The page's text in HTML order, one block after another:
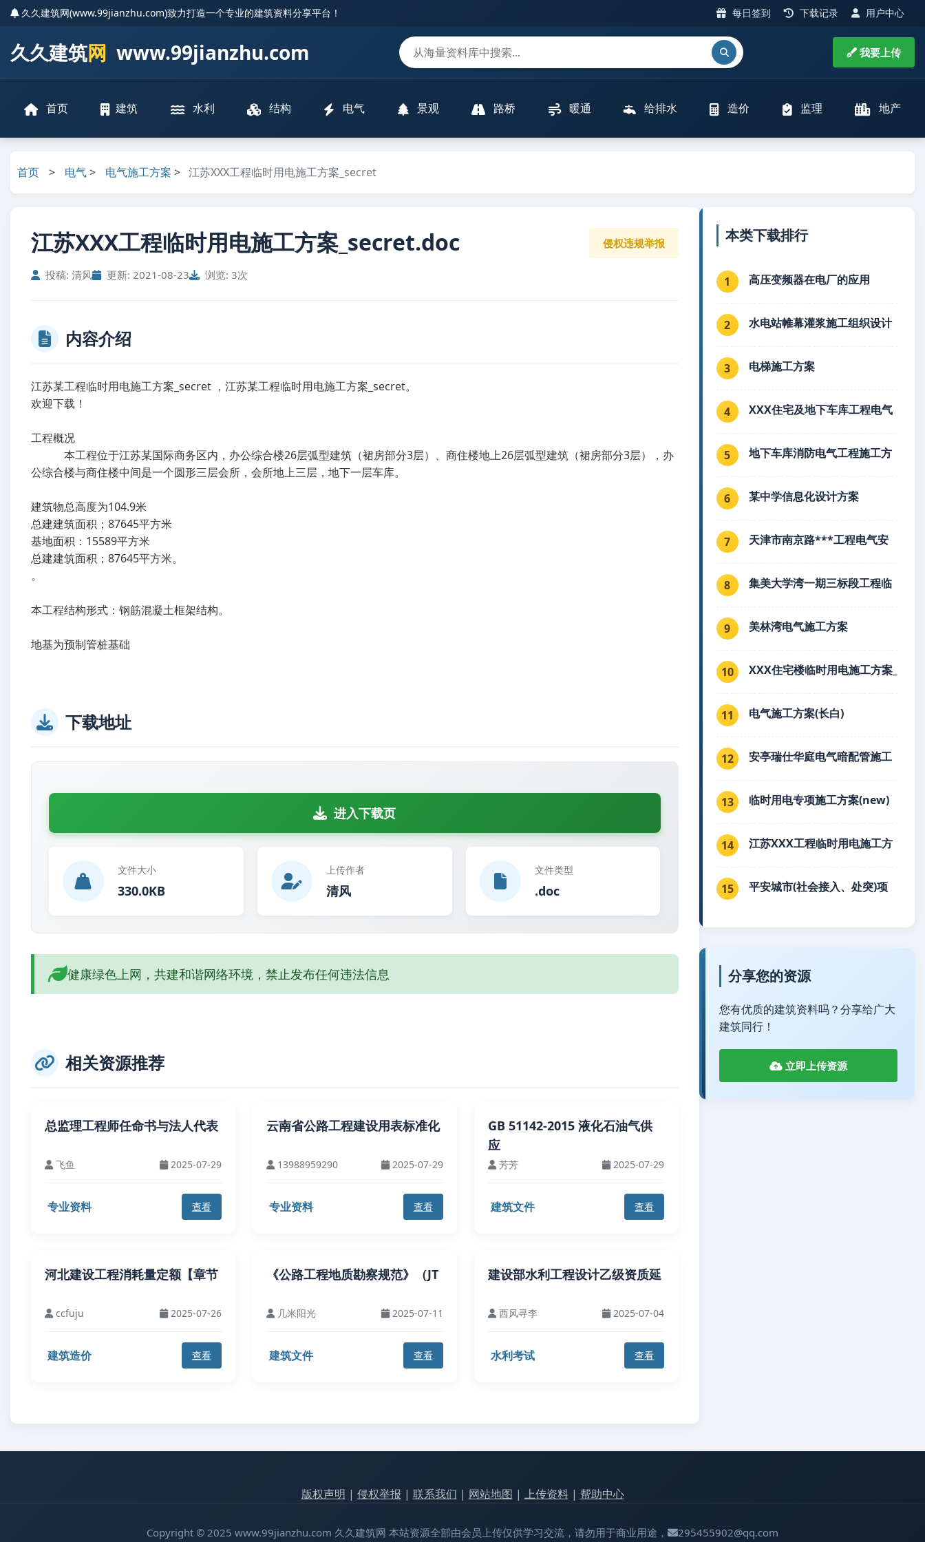
久久建筑网(www.99jianzhu.com)致力打造一个专业的建筑资料分享平台！ 每日签到 下载记录 用户中心
久久建筑网 www.99jianzhu.com 我要上传
首页 建筑 水利 结构 电气 景观 路桥 暖通 给排水 造价 监理 地产
首页 > 电气> 电气施工方案 > 江苏XXX工程临时用电施工方案_secret
江苏XXX工程临时用电施工方案_secret.doc
投稿: 清风 更新: 2021-08-23 浏览: 3次
侵权违规举报
内容介绍
江苏某工程临时用电施工方案_secret ，江苏某工程临时用电施工方案_secret。
欢迎下载！
工程概况
本工程位于江苏某国际商务区内，办公综合楼26层弧型建筑（裙房部分3层）、商住楼地上26层弧型建筑（裙房部分3层），办
公综合楼与商住楼中间是一个圆形三层会所，会所地上三层，地下一层车库。
建筑物总高度为104.9米
总建建筑面积；87645平方米
基地面积：15589平方米
总建建筑面积；87645平方米。
。
本工程结构形式：钢筋混凝土框架结构。
地基为预制管桩基础
下载地址
进入下载页
文件大小
330.0KB
上传作者
清风
文件类型
.doc
健康绿色上网，共建和谐网络环境，禁止发布任何违法信息
相关资源推荐
总监理工程师任命书与法人代表
飞鱼 2025-07-29
专业资料 查看
云南省公路工程建设用表标准化
13988959290 2025-07-29
专业资料 查看
GB 51142-2015 液化石油气供
应
芳芳 2025-07-29
建筑文件 查看
河北建设工程消耗量定额【章节
ccfuju 2025-07-26
建筑造价 查看
《公路工程地质勘察规范》（JT
几米阳光 2025-07-11
建筑文件 查看
建设部水利工程设计乙级资质延
西风寻李 2025-07-04
水利考试 查看
本类下载排行
1 高压变频器在电厂的应用
2 水电站帷幕灌浆施工组织设计
3 电梯施工方案
4 XXX住宅及地下车库工程电气
5 地下车库消防电气工程施工方
6 某中学信息化设计方案
7 天津市南京路***工程电气安
8 集美大学湾一期三标段工程临
9 美林湾电气施工方案
10 XXX住宅楼临时用电施工方案_
11 电气施工方案(长白)
12 安亭瑞仕华庭电气暗配管施工
13 临时用电专项施工方案(new)
14 江苏XXX工程临时用电施工方
15 平安城市(社会接入、处突)项
分享您的资源
您有优质的建筑资料吗？分享给广大
建筑同行！
立即上传资源
版权声明 | 侵权举报 | 联系我们 | 网站地图 | 上传资料| 帮助中心
Copyright © 2025 www.99jianzhu.com 久久建筑网 本站资源全部由会员上传仅供学习交流，请勿用于商业用途， 295455902@qq.com